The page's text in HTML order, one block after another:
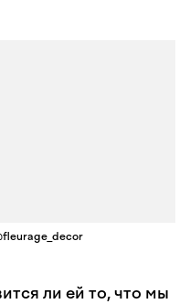
ли ей то, что мы